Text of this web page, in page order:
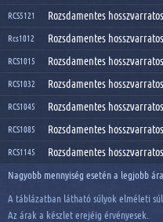
RCS5121 Rozsdamentes
Rcs1012 Rozsdamentes
RCS1015 Rozsdamentes
RCS1032 Rozsdamentes
RCS1045 Rozsdamentes
RCS1085 Rozsdamentes
RCS1145 Rozsdamentes
Nagyobb mennyiség esetén a legjobb
A táblázatban látható súlyok elméleti
Az árak a készlet erejéig érvényesek.